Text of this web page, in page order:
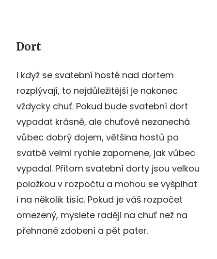
Dort
I když se svatební hosté nad dortem
rozplývají, to nejdůležitější je nakonec
vždycky chuť. Pokud bude svatební dort
vypadat krásně, ale chuťově nezanechá
vůbec dobrý dojem, většina hostů po
svatbě velmi rychle zapomene, jak vůbec
vypadal. Přitom svatební dorty jsou velkou
položkou v rozpočtu a mohou se vyšplhat
i na několik tisíc. Pokud je váš rozpočet
omezený, myslete raději na chuť než na
přehnané zdobení a pět pater.